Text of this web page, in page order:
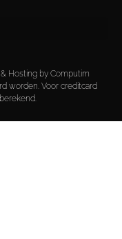
Hosting by Computim
worden. Voor creditcard